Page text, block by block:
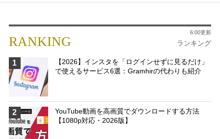
RANKING ランキング
6:00更新
1
【2026】インスタを「ログインせずに見るだけ」
で使えるサービス6選：Gramhirの代わりも紹介
2
YouTube動画を高画質でダウンロードする方法
【1080p対応・2026版】